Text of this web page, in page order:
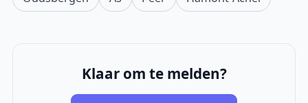
Klaar om te melden?